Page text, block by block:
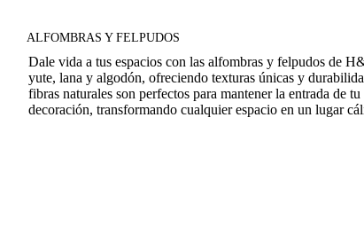
ALFOMBRAS Y FELPUDOS
Dale vida a tus espacios con las alfombras y felpudos de
yute, lana y algodón, ofreciendo texturas únicas y
fibras naturales son perfectos para mantener la entrada de
decoración, transformando cualquier espacio en un lugar